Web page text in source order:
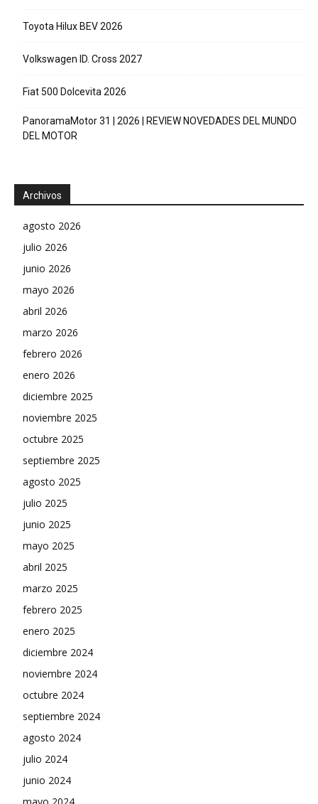
Toyota Hilux BEV 2026
Volkswagen ID. Cross 2027
Fiat 500 Dolcevita 2026
PanoramaMotor 31 | 2026 | REVIEW NOVEDADES DEL MUNDO
DEL MOTOR
Archivos
agosto 2026
julio 2026
junio 2026
mayo 2026
abril 2026
marzo 2026
febrero 2026
enero 2026
diciembre 2025
noviembre 2025
octubre 2025
septiembre 2025
agosto 2025
julio 2025
junio 2025
mayo 2025
abril 2025
marzo 2025
febrero 2025
enero 2025
diciembre 2024
noviembre 2024
octubre 2024
septiembre 2024
agosto 2024
julio 2024
junio 2024